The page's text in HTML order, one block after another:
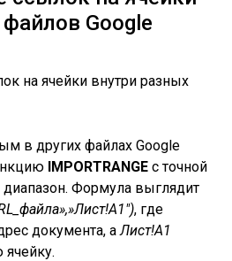
Google
в других файлах Google
IMPORTRANGE с точной
Формула выглядит
, где
документа, аЛист!A1